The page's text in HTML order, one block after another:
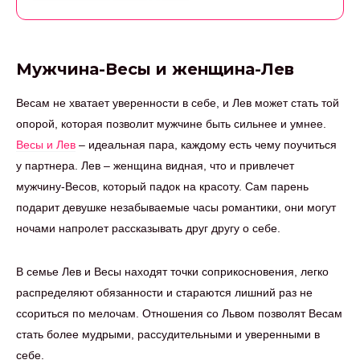
Мужчина-Весы и женщина-Лев
Весам не хватает уверенности в себе, и Лев может стать той
опорой, которая позволит мужчине быть сильнее и умнее.
Весы и Лев – идеальная пара, каждому есть чему поучиться
у партнера. Лев – женщина видная, что и привлечет
мужчину-Весов, который падок на красоту. Сам парень
подарит девушке незабываемые часы романтики, они могут
ночами напролет рассказывать друг другу о себе.
В семье Лев и Весы находят точки соприкосновения, легко
распределяют обязанности и стараются лишний раз не
ссориться по мелочам. Отношения со Львом позволят Весам
стать более мудрыми, рассудительными и уверенными в
себе.